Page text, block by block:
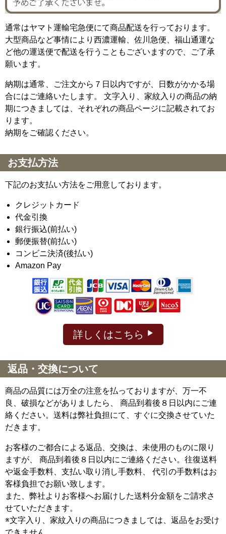
通常はヤマト運輸宅急便にて商品配送を行っております。
大型商品など事情により西濃運輸、佐川急便、福山通運な
ど他の運送便で配送を行うこともございますので、ご了承
願います。
納期は通常、ご注文から７日以内ですが、日数がかかる場
合にはご連絡いたします。 文字入り、家紋入りの商品の納
期につきましては、それぞれの商品ページに記載されてお
ります。
納期をご確認ください。
お支払方法
下記のお支払い方法をご用意しております。
クレジットカード
代金引換
銀行振込(前払い)
郵便振替(前払い)
コンビニ決済(後払い)
Amazon Pay
詳しくはこちら
返品・交換について
商品の品質には万全の注意を払っておりますが、万一不
良、破損などがありましたら、 商品到着後８日以内にご連
絡ください。送料は弊社負担にて、すぐに交換させていた
だきます。
お客様のご都合による返品、交換は、未使用のものに限り
ますが、
商品到着後８日以内にご連絡ください。往復送料
や返金手数料、支払い取り消し手数料、 代引の手数料はお
客様負担でお願い致します。
また、弊社よりお客様へお届けした送料分金額をご請求さ
せていただきます。
※文字入り、家紋入りの商品につきましては、返品をお受け